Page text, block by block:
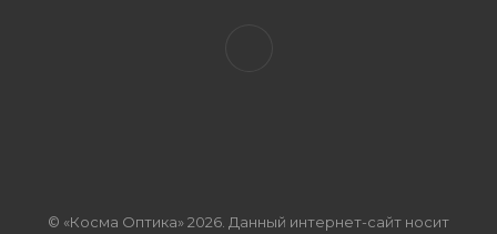
© «Косма Оптика» 2026. Данный интернет-сайт носит